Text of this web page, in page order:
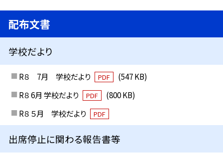
配布文書
学校だより
R８ 7月 学校だより PDF
(547 KB)
R８ 6月 学校だより
PDF
(800 KB)
R８ ５月 学校だより
PDF
出席停止に関わる報告書等